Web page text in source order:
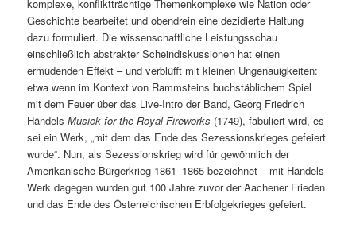
komplexe, konfliktträchtige Themenkomplexe wie Nation oder
Geschichte bearbeitet und obendrein eine dezidierte Haltung
dazu formuliert. Die wissenschaftliche Leistungsschau
einschließlich abstrakter Scheindiskussionen hat einen
ermüdenden Effekt – und verblüfft mit kleinen Ungenauigkeiten:
etwa wenn im Kontext von Rammsteins buchstäblichem Spiel
mit dem Feuer über das Live-Intro der Band, Georg Friedrich
HändelsMusick for the Royal Fireworks (1749), fabuliert wird, es
sei ein Werk, „mit dem das Ende des Sezessionskrieges gefeiert
wurde“. Nun, als Sezessionskrieg wird für gewöhnlich der
Amerikanische Bürgerkrieg 1861–1865 bezeichnet – mit Händels
Werk dagegen wurden gut 100 Jahre zuvor der Aachener Frieden
und das Ende des Österreichischen Erbfolgekrieges gefeiert.